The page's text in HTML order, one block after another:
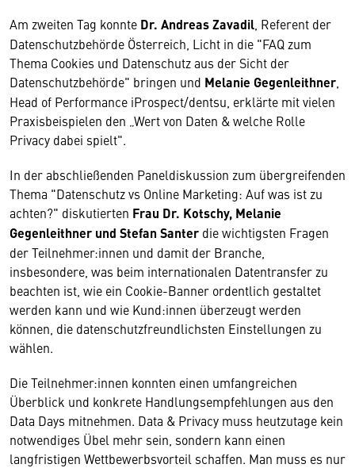
Am zweiten Tag konnte Dr. Andreas Zavadil , Referent der
Datenschutzbehörde Österreich, Licht in die "FAQ zum
Thema Cookies und Datenschutz aus der Sicht der
Datenschutzbehörde" bringen und Melanie Gegenleithner
Head of Performance iProspect/dentsu, erklärte mit vielen
Praxisbeispielen den „Wert von Daten & welche Rolle
Privacy dabei spielt".
In der abschließenden Paneldiskussion zum übergreifenden
Thema "Datenschutz vs Online Marketing: Auf was ist zu
achten?" diskutierten Frau Dr. Kotschy, Melanie
Gegenleithner und Stefan Santer die wichtigsten Fragen
der Teilnehmer:innen und damit der Branche,
insbesondere, was beim internationalen Datentransfer zu
beachten ist, wie ein Cookie-Banner ordentlich gestaltet
werden kann und wie Kund:innen überzeugt werden
können, die datenschutzfreundlichsten Einstellungen zu
wählen.
Die Teilnehmer:innen konnten einen umfangreichen
Überblick und konkrete Handlungsempfehlungen aus den
Data Days mitnehmen. Data & Privacy muss heutzutage kein
notwendiges Übel mehr sein, sondern kann einen
langfristigen Wettbewerbsvorteil schaffen. Man muss es nur